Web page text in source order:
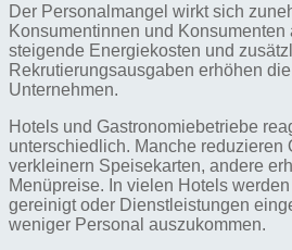
Der Personalmangel wirkt sich
Konsumentinnen und Konsumenten
steigende Energiekosten und
Rekrutierungsausgaben erhöhen
Unternehmen.
Hotels und Gastronomiebetriebe
unterschiedlich. Manche reduzieren
verkleinern Speisekarten, andere
Menüpreise. In vielen Hotels
gereinigt oder Dienstleistungen
weniger Personal auszukommen.